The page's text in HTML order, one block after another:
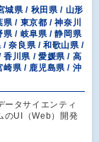
城県 / 秋田県 / 山形
/ 東京都 / 神奈川
県 / 岐阜県 / 静岡県
/ 奈良県 / 和歌山県 /
香川県 / 愛媛県 / 高
崎県 / 鹿児島県 / 沖
ータサイエンティ
のUI（Web）開発